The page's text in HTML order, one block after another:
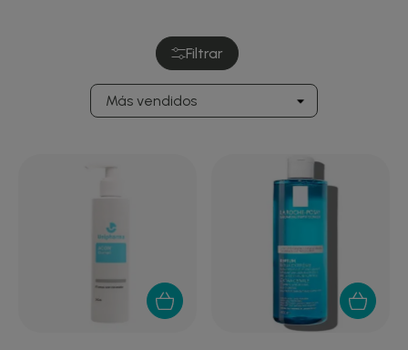
Filtrar